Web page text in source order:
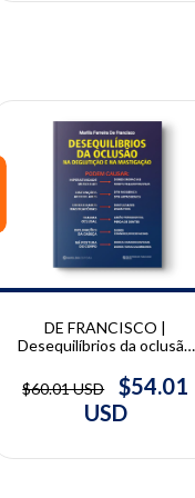
DE FRANCISCO |
Desequilíbrios da oclusão
mastigação | Marilis Ferreira
De Francisco
$60.01 USD
$54.01
USD